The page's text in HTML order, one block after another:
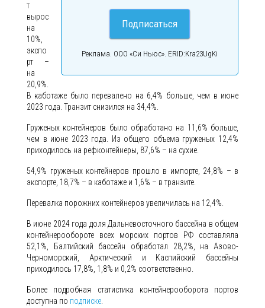
Подписаться
Реклама. ООО «Си Ньюс». ERID:Kra23UgKi
т
вырос
на
10%,
экспо
рт –
на
20,9%.
В каботаже было перевалено на 6,4% больше, чем в июне
2023 года. Транзит снизился на 34,4%.
Груженых контейнеров было обработано на 11,6% больше,
чем в июне 2023 года. Из общего объема груженых 12,4%
приходилось на рефконтейнеры, 87,6% – на сухие.
54,9% груженых контейнеров прошло в импорте, 24,8% – в
экспорте, 18,7% – в каботаже и 1,6% – в транзите.
Перевалка порожних контейнеров увеличилась на 12,4%.
В июне 2024 года доля Дальневосточного бассейна в общем
контейнерообороте всех морских портов РФ составляла
52,1%, Балтийский бассейн обработал 28,2%, на Азово-
Черноморский, Арктический и Каспийский бассейны
приходилось 17,8%, 1,8% и 0,2% соответственно.
Более подробная статистика контейнерооборота портов
доступна по подписке.